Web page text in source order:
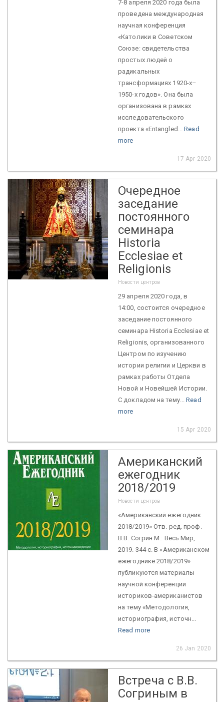
7-8 апреля 2020 года была
проведена международная
научная конференция
«Католики в Советском
Союзе: свидетельства
простых людей о
радикальных
трансформациях 1920-х–
1950-х годов». Она была
организована в рамках
исследовательского
проекта «Entangled...Read
more
17 Apr 2020
Очередное
заседание
постоянного
семинара
Historia
Ecclesiae et
Religionis
Новости центров
29 апреля 2020 года, в
14:00, состоится очередное
заседание постоянного
семинара Historia Ecclesiae et
Religionis, организованного
Центром по изучению
истории религии и Церкви в
рамках работы Отдела
Новой и Новейшей Истории.
С докладом на тему...Read
more
15 Apr 2020
Американский
ежегодник
2018/2019
Новости центров
«Американский ежегодник
2018/2019» Отв. ред. проф.
В.В. Согрин М.: Весь Мир,
2019. 344 с. В «Американском
ежегоднике 2018/2019»
публикуются материалы
научной конференции
историков-американистов
на тему «Методология,
историография, источн...
Read more
26 Jan 2020
Встреча с В.В.
Согриным в